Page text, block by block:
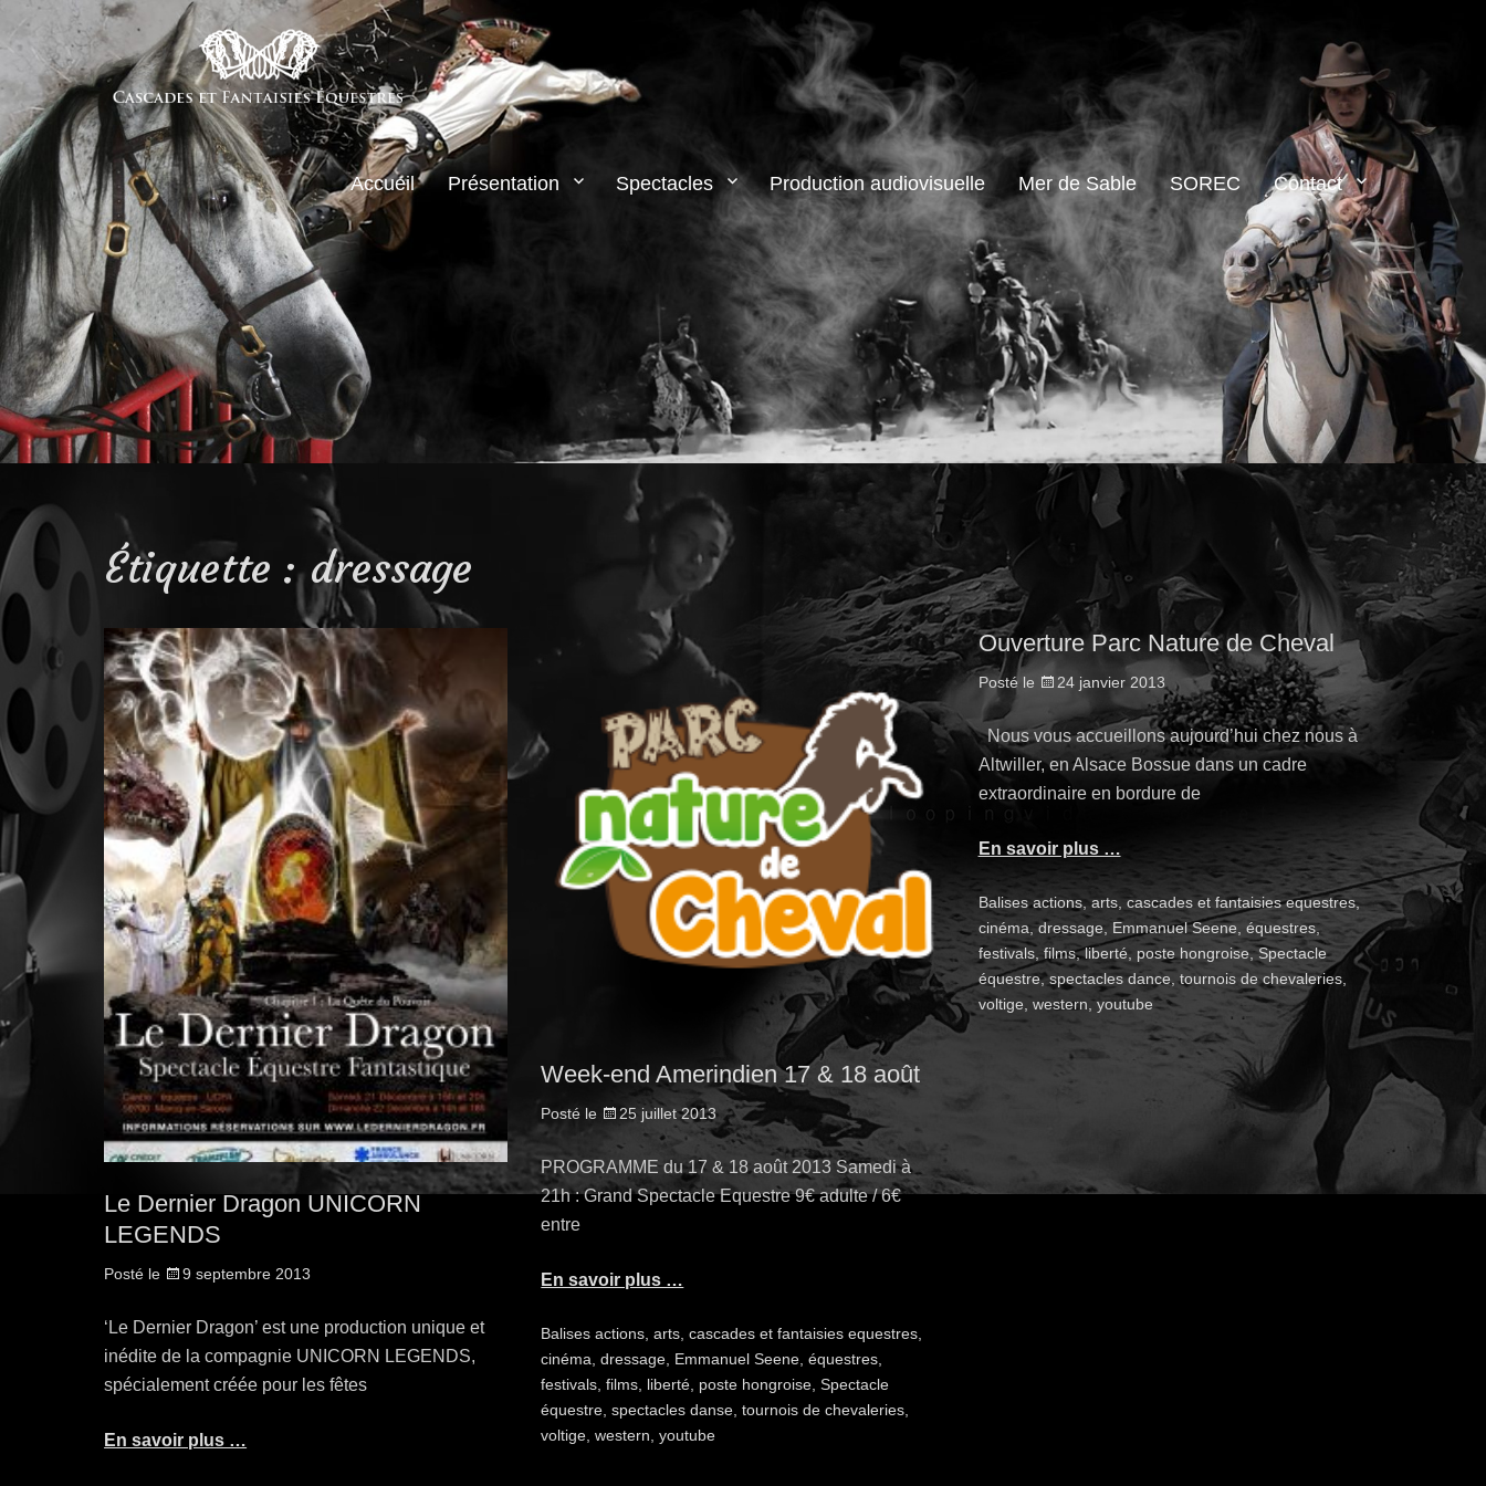
Accueil Présentation Spectacles Production audiovisuelle Mer de Sable SOREC Contact
Étiquette :dressage
Le Dernier Dragon UNICORN
LEGENDS
Posté le 9 septembre 2013
‘Le Dernier Dragon’ est une production unique et
inédite de la compagnie UNICORN LEGENDS,
spécialement créée pour les fêtes
En savoir plus …
Week-end Amerindien 17 & 18 août
Posté le 25 juillet 2013
PROGRAMME du 17 & 18 août 2013 Samedi à
21h : Grand Spectacle Equestre 9€ adulte / 6€
entre
En savoir plus …
Balisesactions ,arts ,cascades et fantaisies equestres
cinéma ,dressage Emmanuel Seene ,équestres
festivals ,films liberté poste hongroise ,Spectacle
équestre ,spectacles danse ,tournois de chevaleries
voltige ,western ,youtube
Ouverture Parc Nature de Cheval
Posté le 24 janvier 2013
Nous vous accueillons aujourd’hui chez nous à
Altwiller, en Alsace Bossue dans un cadre
extraordinaire en bordure de
En savoir plus …
Balisesactions, arts,cascades et fantaisies equestres,
cinéma,dressage, Emmanuel Seene, équestres,
festivals, films,liberté, poste hongroise,Spectacle
équestre,spectacles dance,tournois de chevaleries,
voltige, western,youtube